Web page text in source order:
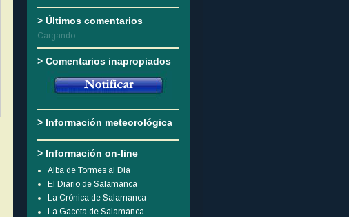
> Últimos comentarios
Cargando...
> Comentarios inapropiados
> Información meteorológica
> Información on-line
Alba de Tormes al Dia
El Diario de Salamanca
La Crónica de Salamanca
La Gaceta de Salamanca